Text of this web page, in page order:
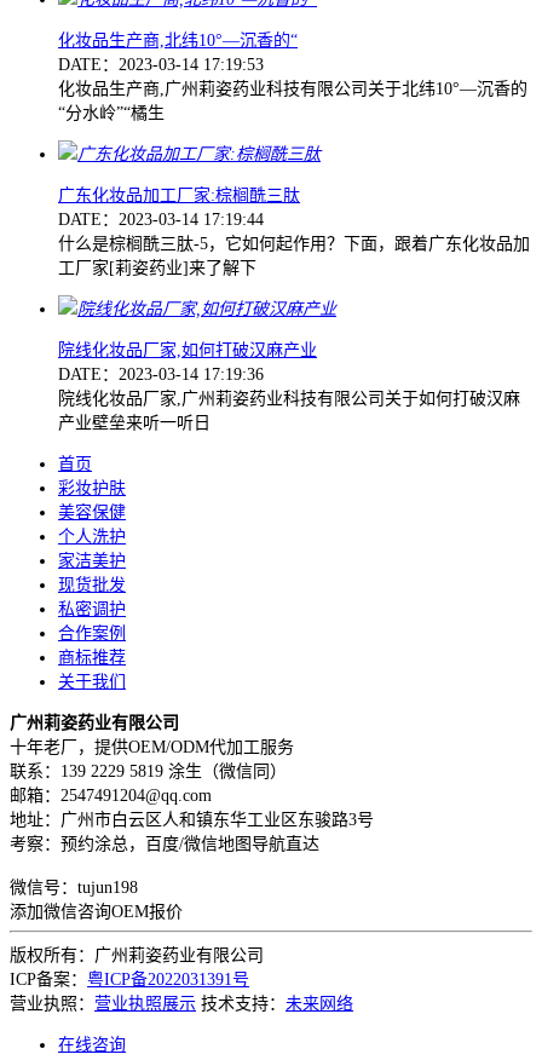
化妆品生产商,北纬10°—沉香的“
DATE：2023-03-14 17:19:53
化妆品生产商,广州莉姿药业科技有限公司关于北纬10°—沉香的
“分水岭”“橘生
广东化妆品加工厂家:棕榈酰三肽
DATE：2023-03-14 17:19:44
什么是棕榈酰三肽-5，它如何起作用？下面，跟着广东化妆品加
工厂家[莉姿药业]来了解下
院线化妆品厂家,如何打破汉麻产业
DATE：2023-03-14 17:19:36
院线化妆品厂家,广州莉姿药业科技有限公司关于如何打破汉麻
产业壁垒来听一听日
首页
彩妆护肤
美容保健
个人洗护
家洁美护
现货批发
私密调护
合作案例
商标推荐
关于我们
广州莉姿药业有限公司
十年老厂，提供OEM/ODM代加工服务
联系：139 2229 5819 涂生（微信同）
邮箱：2547491204@qq.com
地址：广州市白云区人和镇东华工业区东骏路3号
考察：预约涂总，百度/微信地图导航直达
微信号：tujun198
添加微信咨询OEM报价
版权所有：广州莉姿药业有限公司
ICP备案： 粤ICP备2022031391号
营业执照： 营业执照展示 技术支持： 未来网络
在线咨询